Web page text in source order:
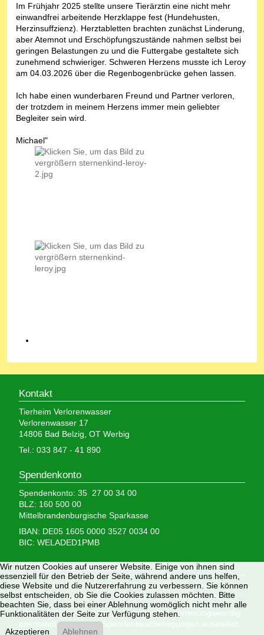
Im Frühjahr 2025 stellte unsere Tierärztin eine nicht mehr
einwandfrei arbeitende Herzklappe fest (Hundehusten,
Herzinsuffzienz). Herztabletten brachten zunächst Linderung,
aber Atemnot und Erschöpfungszustände nahmen selbst bei
geringen Belastungen zu und die Futtergabe gestaltete sich
zunehmend schwieriger. Schweren Herzens musste ich Leroy
am 04.03.2026 über die Regenbogenbrücke gehen lassen.
Ich habe einen wunderbaren Freund und Partner verloren,
der trotzdem in meinem Herzens immer mein geliebter
Begleiter sein wird.
Michael"
Kontakt
Tierheim Verlorenwasser
Verlorenwasser 17
14806 Bad Belzig, OT Werbig
Tel.: 033 847 - 41 890
Spendenkonto
Spendenkonto: 35 27 00 34 00
BLZ: 160 500 00
Mittelbrandenburgische Sparkasse
IBAN: DE05 1605 0000 3527 0034 00
BIC: WELADED1PMB
Wir brauchen Ihre Hilfe,
denn wir erhalten keinerlei staatliche Hilfe, sondern
finanzieren das Tierheim aus Spenden und Erbschaften.
Wir sind als gemeinnützig und besonders förderungswürdig
anerkannt und dürfen Spendenbescheinigungen ausstellen.
Wir nutzen Cookies auf unserer Website. Einige von ihnen sind
essenziell für den Betrieb der Seite, während andere uns helfen,
diese Website und die Nutzererfahrung zu verbessern. Sie können
selbst entscheiden, ob Sie die Cookies zulassen möchten. Bitte
beachten Sie, dass bei einer Ablehnung womöglich nicht mehr alle
Funktionalitäten der Seite zur Verfügung stehen.
Akzeptieren
Ablehnen